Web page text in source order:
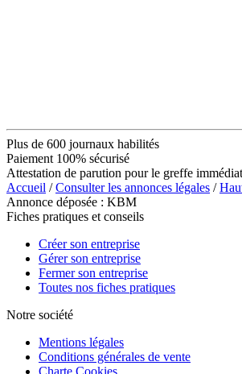
Plus de 600 journaux habilités
Paiement 100% sécurisé
Attestation de parution pour le greffe
Accueil /Consulter les annonces légales /
Annonce déposée : KBM
Fiches pratiques et conseils
Créer son entreprise
Gérer son entreprise
Fermer son entreprise
Toutes nos fiches pratiques
Notre société
Mentions légales
Conditions générales de vente
Charte Cookies